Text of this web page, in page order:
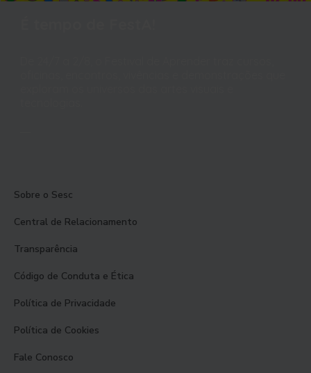
Sobre o Sesc
Central de Relacionamento
Transparência
Código de Conduta e Ética
Política de Privacidade
Política de Cookies
Fale Conosco